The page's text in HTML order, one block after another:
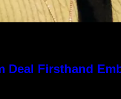
Firsthand